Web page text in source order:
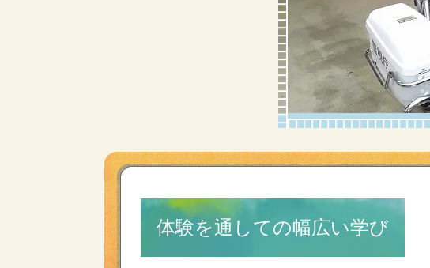
体験を通しての幅広い学び